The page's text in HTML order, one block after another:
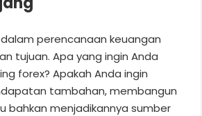
perencanaan keuangan
tujuan. Apa yang ingin Anda
forex? Apakah Anda ingin
tambahan, membangun
bahkan menjadikannya sumber